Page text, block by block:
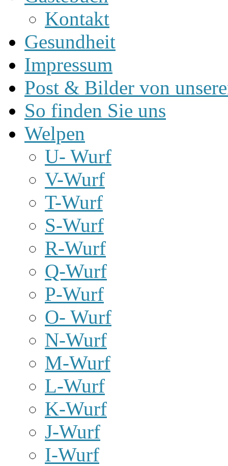
Kontakt
Gesundheit
Impressum
Post & Bilder von
So finden Sie uns
Welpen
U- Wurf
V-Wurf
T-Wurf
S-Wurf
R-Wurf
Q-Wurf
P-Wurf
O- Wurf
N-Wurf
M-Wurf
L-Wurf
K-Wurf
J-Wurf
I-Wurf